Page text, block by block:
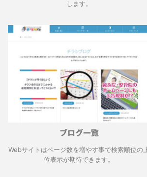
します。
ブログ一覧
Webサイトはページ数を増やす事で検索順位の
位表示が期待できます。